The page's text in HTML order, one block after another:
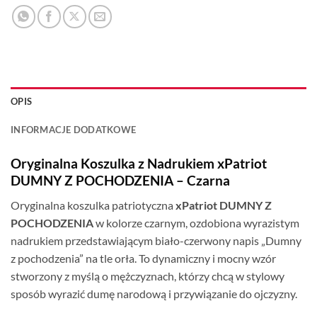
OPIS
INFORMACJE DODATKOWE
Oryginalna Koszulka z Nadrukiem xPatriot
DUMNY Z POCHODZENIA – Czarna
Oryginalna koszulka patriotyczna xPatriot DUMNY Z
POCHODZENIAw kolorze czarnym, ozdobiona wyrazistym
nadrukiem przedstawiającym biało-czerwony napis „Dumny
z pochodzenia” na tle orła. To dynamiczny i mocny wzór
stworzony z myślą o mężczyznach, którzy chcą w stylowy
sposób wyrazić dumę narodową i przywiązanie do ojczyzny.